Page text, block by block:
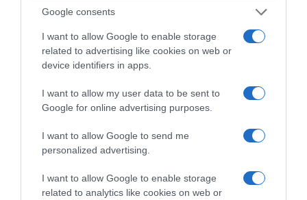
Google consents
I want to allow Google to enable storage
related to advertising like cookies on web or
device identifiers in apps.
I want to allow my user data to be sent to
Google for online advertising purposes.
I want to allow Google to send me
personalized advertising.
I want to allow Google to enable storage
related to analytics like cookies on web or
ΔΕΙΤΕ ΤΗΝ ΚΙΝΗΣΗ ΣΤΟΥΣ ΔΡΌΜΟΥΣ
Κίνηση Τώρα: Live Χάρτης Αθήνας